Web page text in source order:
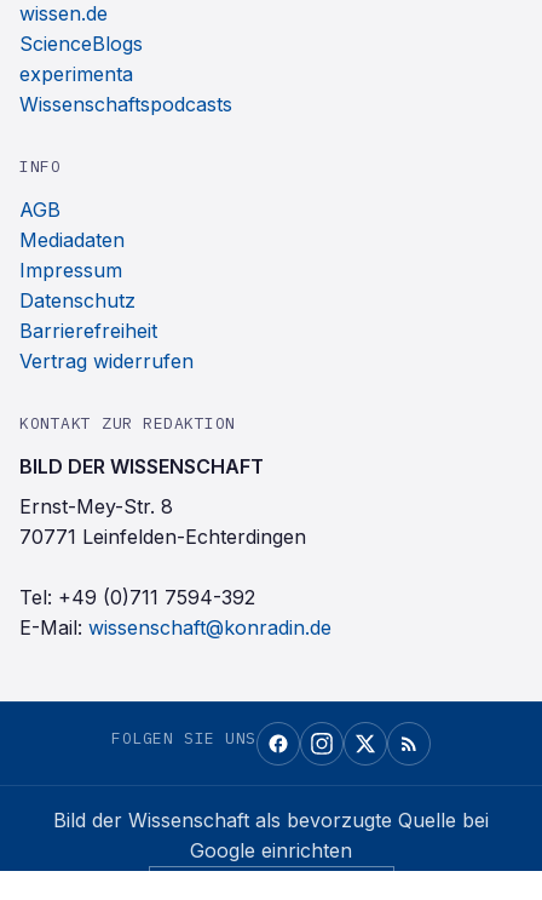
wissen.de
ScienceBlogs
experimenta
Wissenschaftspodcasts
INFO
AGB
Mediadaten
Impressum
Datenschutz
Barrierefreiheit
Vertrag widerrufen
KONTAKT ZUR REDAKTION
BILD DER WISSENSCHAFT
Ernst-Mey-Str. 8
70771 Leinfelden-Echterdingen
Tel: +49 (0)711 7594-392
E-Mail: wissenschaft@konradin.de
FOLGEN SIE UNS
Bild der Wissenschaft als bevorzugte Quelle bei
Google einrichten